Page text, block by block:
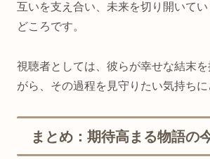
互いを支え合い、未来を切り開いて
どころです。
視聴者としては、彼らが幸せな結末
がら、その過程を見守りたい気持ちに
まとめ：期待高まる物語の